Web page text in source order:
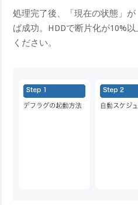
処理完了後、「現在の状態」
ば成功。HDDで断片化が10%
ください。